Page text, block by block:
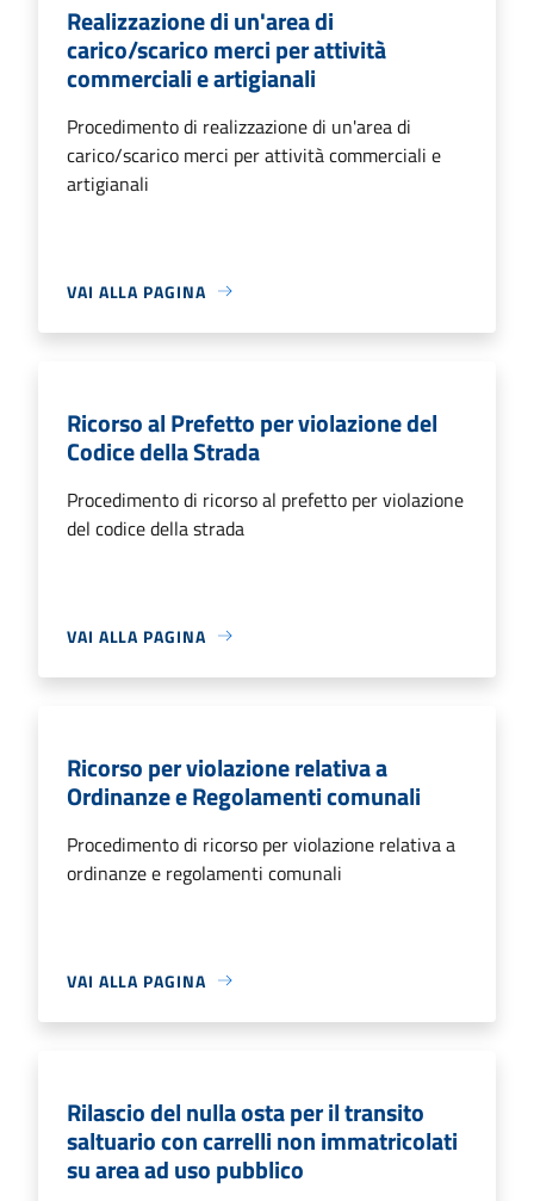
Realizzazione di un'area di
carico/scarico merci per attività
commerciali e artigianali
Procedimento di realizzazione di un'area di
carico/scarico merci per attività commerciali e
artigianali
VAI ALLA PAGINA
Ricorso al Prefetto per violazione del
Codice della Strada
Procedimento di ricorso al prefetto per violazione
del codice della strada
VAI ALLA PAGINA
Ricorso per violazione relativa a
Ordinanze e Regolamenti comunali
Procedimento di ricorso per violazione relativa a
ordinanze e regolamenti comunali
VAI ALLA PAGINA
Rilascio del nulla osta per il transito
saltuario con carrelli non immatricolati
su area ad uso pubblico